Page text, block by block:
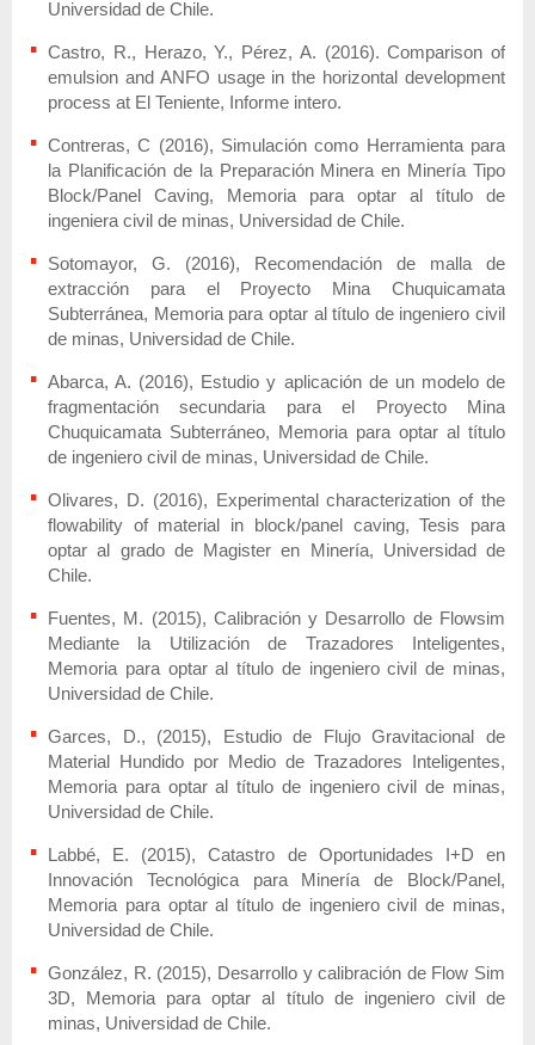
Universidad de Chile.
Castro, R., Herazo, Y., Pérez, A. (2016). Comparison of
emulsion and ANFO usage in the horizontal development
process at El Teniente, Informe intero.
Contreras, C (2016), Simulación como Herramienta para
la Planificación de la Preparación Minera en Minería Tipo
Block/Panel Caving, Memoria para optar al título de
ingeniera civil de minas, Universidad de Chile.
Sotomayor, G. (2016), Recomendación de malla de
extracción para el Proyecto Mina Chuquicamata
Subterránea, Memoria para optar al título de ingeniero civil
de minas, Universidad de Chile.
Abarca, A. (2016), Estudio y aplicación de un modelo de
fragmentación secundaria para el Proyecto Mina
Chuquicamata Subterráneo, Memoria para optar al título
de ingeniero civil de minas, Universidad de Chile.
Olivares, D. (2016), Experimental characterization of the
flowability of material in block/panel caving, Tesis para
optar al grado de Magister en Minería, Universidad de
Chile.
Fuentes, M. (2015), Calibración y Desarrollo de Flowsim
Mediante la Utilización de Trazadores Inteligentes,
Memoria para optar al título de ingeniero civil de minas,
Universidad de Chile.
Garces, D., (2015), Estudio de Flujo Gravitacional de
Material Hundido por Medio de Trazadores Inteligentes,
Memoria para optar al título de ingeniero civil de minas,
Universidad de Chile.
Labbé, E. (2015), Catastro de Oportunidades I+D en
Innovación Tecnológica para Minería de Block/Panel,
Memoria para optar al título de ingeniero civil de minas,
Universidad de Chile.
González, R. (2015), Desarrollo y calibración de Flow Sim
3D, Memoria para optar al título de ingeniero civil de
minas, Universidad de Chile.